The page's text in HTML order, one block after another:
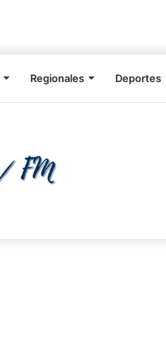
Regionales Deportes